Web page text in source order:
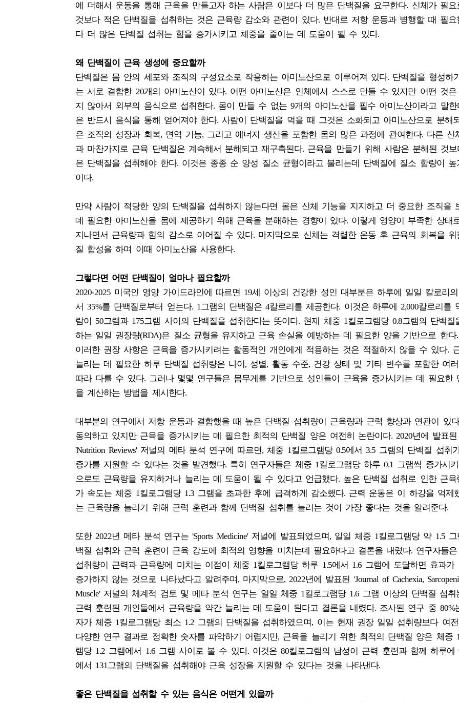
에 더해서 운동을 통해 근육을 만들고자 하는 사람은 이보다 더 많은 단백질을 요구한다. 신체가 필요
것보다 적은 단백질을 섭취하는 것은 근육량 감소와 관련이 있다. 반대로 저항 운동과 병행할 때 필요
다 더 많은 단백질 섭취는 힘을 증가시키고 체중을 줄이는 데 도움이 될 수 있다.
왜 단백질이 근육 생성에 중요할까
단백질은 몸 안의 세포와 조직의 구성요소로 작용하는 아미노산으로 이루어져 있다. 단백질을 형성하
는 서로 결합한 20개의 아미노산이 있다. 어떤 아미노산은 인체에서 스스로 만들 수 있지만 어떤 것은
지 않아서 외부의 음식으로 섭취한다. 몸이 만들 수 없는 9개의 아미노산을 필수 아미노산이라고 말한
은 반드시 음식을 통해 얻어져야 한다. 사람이 단백질을 먹을 때 그것은 소화되고 아미노산으로 분해
은 조직의 성장과 회복, 면역 기능, 그리고 에너지 생산을 포함한 몸의 많은 과정에 관여한다. 다른 신
과 마찬가지로 근육 단백질은 계속해서 분해되고 재구축된다. 근육을 만들기 위해 사람은 분해된 것
은 단백질을 섭취해야 한다. 이것은 종종 순 양성 질소 균형이라고 불리는데 단백질에 질소 함량이 높
이다.
만약 사람이 적당한 양의 단백질을 섭취하지 않는다면 몸은 신체 기능을 지지하고 더 중요한 조직을
데 필요한 아미노산을 몸에 제공하기 위해 근육을 분해하는 경향이 있다. 이렇게 영양이 부족한 상태
지나면서 근육량과 힘의 감소로 이어질 수 있다. 마지막으로 신체는 격렬한 운동 후 근육의 회복을 위
질 합성을 하며 이때 아미노산을 사용한다.
그렇다면 어떤 단백질이 얼마나 필요할까
2020-2025 미국인 영양 가이드라인에 따르면 19세 이상의 건강한 성인 대부분은 하루에 일일 칼로리의
서 35%를 단백질로부터 얻는다. 1그램의 단백질은 4칼로리를 제공한다. 이것은 하루에 2,000칼로리를
람이 50그램과 175그램 사이의 단백질을 섭취한다는 뜻이다. 현재 체중 1킬로그램당 0.8그램의 단백질
하는 일일 권장량(RDA)은 질소 균형을 유지하고 근육 손실을 예방하는 데 필요한 양을 기반으로 한다
이러한 권장 사항은 근육을 증가시키려는 활동적인 개인에게 적용하는 것은 적절하지 않을 수 있다.
늘리는 데 필요한 하루 단백질 섭취량은 나이, 성별, 활동 수준, 건강 상태 및 기타 변수를 포함한 여
따라 다를 수 있다. 그러나 몇몇 연구들은 몸무게를 기반으로 성인들이 근육을 증가시키는 데 필요한
을 계산하는 방법을 제시한다.
대부분의 연구에서 저항 운동과 결합했을 때 높은 단백질 섭취량이 근육량과 근력 향상과 연관이 있
동의하고 있지만 근육을 증가시키는 데 필요한 최적의 단백질 양은 여전히 논란이다. 2020년에 발표된
'Nutrition Reviews' 저널의 메타 분석 연구에 따르면, 체중 1킬로그램당 0.5에서 3.5 그램의 단백질 섭취
증가를 지원할 수 있다는 것을 발견했다. 특히 연구자들은 체중 1킬로그램당 하루 0.1 그램씩 증가시
으로도 근육량을 유지하거나 늘리는 데 도움이 될 수 있다고 언급했다. 높은 단백질 섭취로 인한 근육
가 속도는 체중 1킬로그램당 1.3 그램을 초과한 후에 급격하게 감소했다. 근력 운동은 이 하강을 억제
는 근육량을 늘리기 위해 근력 훈련과 함께 단백질 섭취를 늘리는 것이 가장 좋다는 것을 알려준다.
또한 2022년 메타 분석 연구는 'Sports Medicine' 저널에 발표되었으며, 일일 체중 1킬로그램당 약 1.5
백질 섭취와 근력 훈련이 근육 강도에 최적의 영향을 미치는데 필요하다고 결론을 내렸다. 연구자들
섭취량이 근력과 근육량에 미치는 이점이 체중 1킬로그램당 하루 1.5에서 1.6 그램에 도달하면 효과가
증가하지 않는 것으로 나타났다고 알려주며, 마지막으로, 2022년에 발표된 'Journal of Cachexia,
Muscle' 저널의 체계적 검토 및 메타 분석 연구는 일일 체중 1킬로그램당 1.6 그램 이상의 단백질 섭취
근력 훈련된 개인들에서 근육량을 약간 늘리는 데 도움이 된다고 결론을 내렸다. 조사된 연구 중 80%
자가 체중 1킬로그램당 최소 1.2 그램의 단백질을 섭취하였으며, 이는 현재 권장 일일 섭취량보다 여
다양한 연구 결과로 정확한 숫자를 파악하기 어렵지만, 근육을 늘리기 위한 최적의 단백질 양은 체중
램당 1.2 그램에서 1.6 그램 사이로 볼 수 있다. 이것은 80킬로그램의 남성이 근력 훈련과 함께 하루에
에서 131그램의 단백질을 섭취해야 근육 성장을 지원할 수 있다는 것을 나타낸다.
좋은 단백질을 섭취할 수 있는 음식은 어떤게 있을까